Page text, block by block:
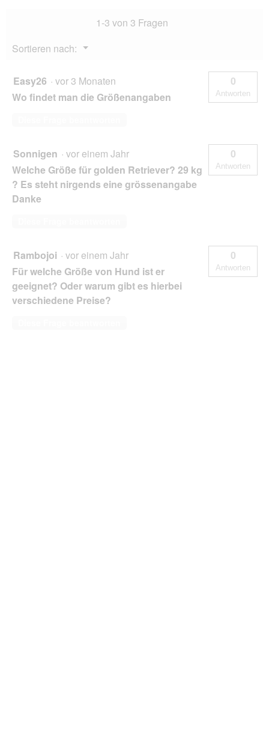
1-3 von 3 Fragen
Sortieren nach:
▼
Menü
Easy26 · vor 3 Monaten
Wo findet man die Größenangaben
0
Antworten
Sonnigen · vor einem Jahr
Welche Größe für golden Retriever? 29 kg
? Es steht nirgends eine grössenangabe
Danke
0
Antworten
Rambojoi · vor einem Jahr
Für welche Größe von Hund ist er
geeignet? Oder warum gibt es hierbei
verschiedene Preise?
0
Antworten